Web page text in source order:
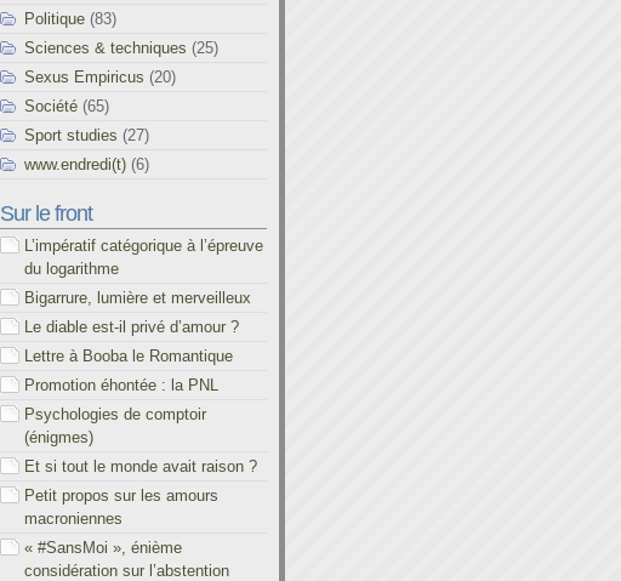
Politique (83)
Sciences & techniques (25)
Sexus Empiricus (20)
Société (65)
Sport studies (27)
www.endredi(t) (6)
Sur le front
L’impératif catégorique à l’épreuve
du logarithme
Bigarrure, lumière et merveilleux
Le diable est-il privé d’amour ?
Lettre à Booba le Romantique
Promotion éhontée : la PNL
Psychologies de comptoir
(énigmes)
Et si tout le monde avait raison ?
Petit propos sur les amours
macroniennes
« #SansMoi », énième
considération sur l’abstention